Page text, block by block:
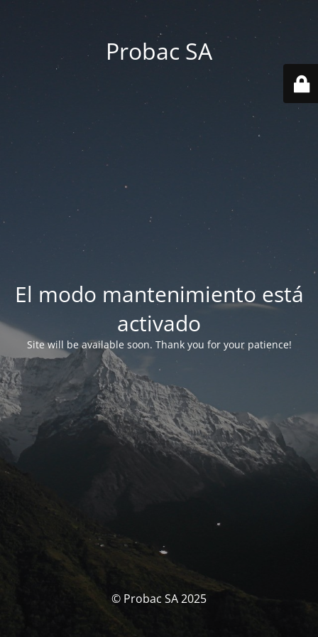
Probac SA
El modo mantenimiento está
activado
Site will be available soon. Thank you for your patience!
© Probac SA 2025